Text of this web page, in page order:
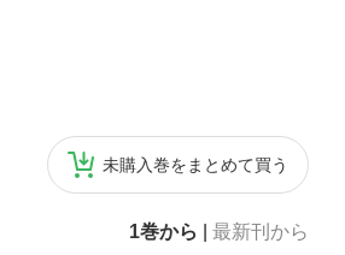
未購入巻をまとめて買う
1巻から 最新刊から